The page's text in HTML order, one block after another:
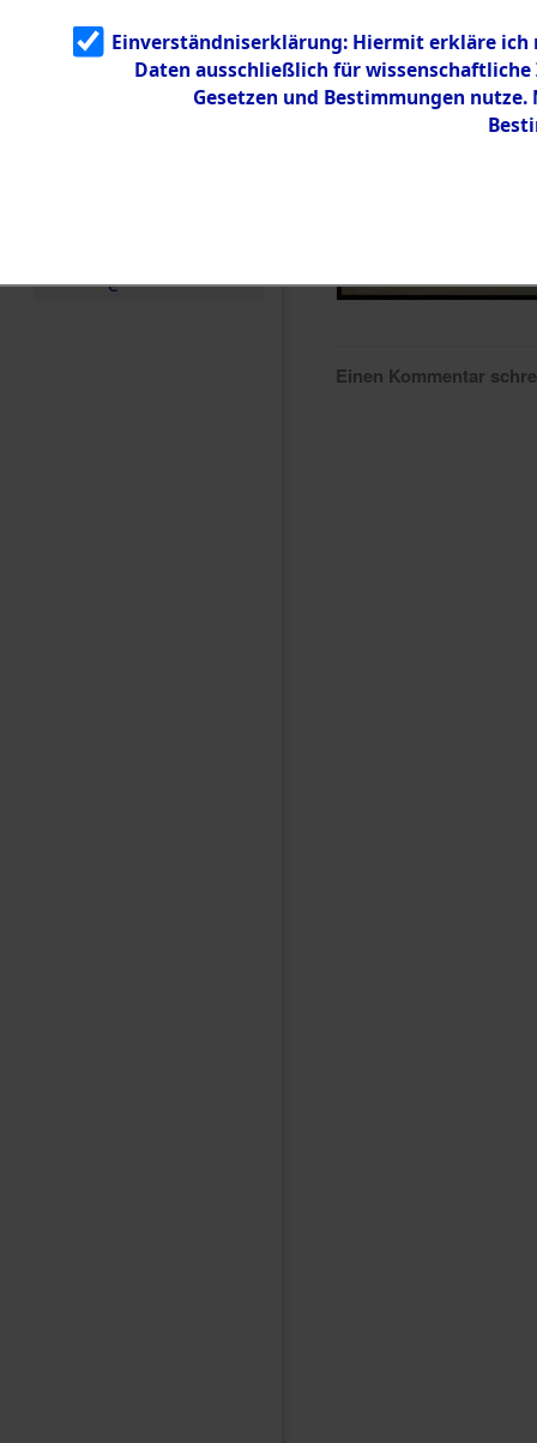
g
5.3.3
Todesmärsch
e
Einen Kommentar
Einverständniserklärung: Hiermit erkläre ich
Daten ausschließlich für
Gesetzen und Bestimmungen